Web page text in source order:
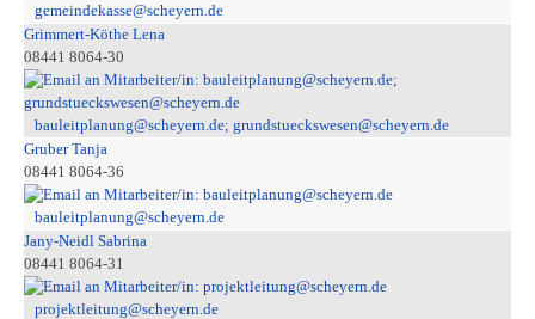
gemeindekasse@scheyern.de
Grimmert-Köthe Lena
08441 8064-30
bauleitplanung@scheyern.de; grundstueckswesen@scheyern.de
Gruber Tanja
08441 8064-36
bauleitplanung@scheyern.de
Jany-Neidl Sabrina
08441 8064-31
projektleitung@scheyern.de